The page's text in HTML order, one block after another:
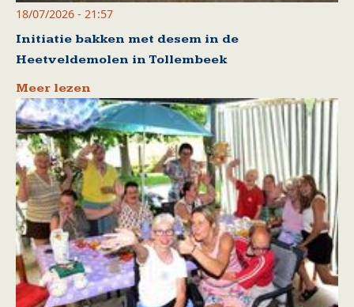
18/07/2026 - 21:57
Initiatie bakken met desem in de
Heetveldemolen in Tollembeek
Meer lezen